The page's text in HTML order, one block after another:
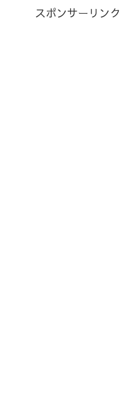
スポンサーリンク